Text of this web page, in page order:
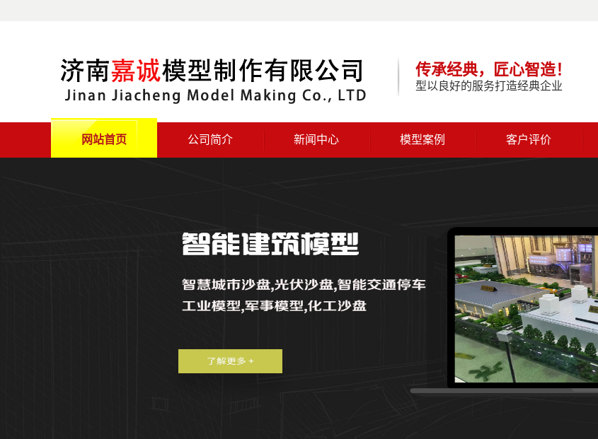
传承经典，匠心智造！
型以良好的服务打造经典企业
网站首页 公司简介 新闻中心 模型案例 客户评价